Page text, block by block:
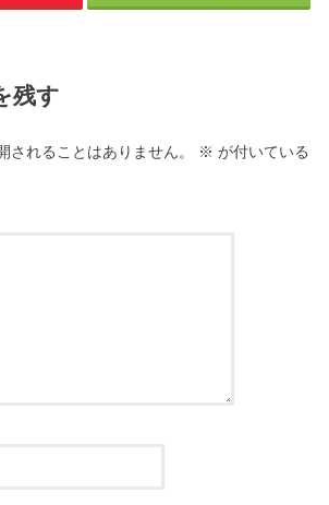
残す
されることはありません。 ※ が付いている